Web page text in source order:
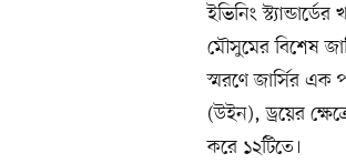
ইভিনিং
মৌসুমের বিশেষ
স্মরণে জার্সির এক
(উইন), ড্রয়ের
করে ১২টিতে।